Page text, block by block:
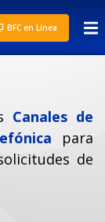
BFC en Línea
Canales de
para
de